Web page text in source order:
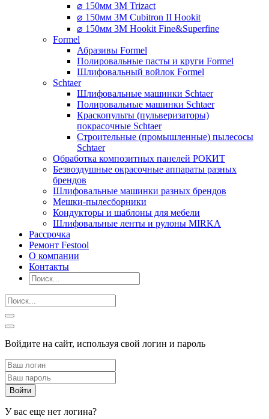
⌀ 150мм 3M Trizact
⌀ 150мм 3M Cubitron II Hookit
⌀ 150мм 3M Hookit Fine&Superfine
Formel
Абразивы Formel
Полировальные пасты и круги Formel
Шлифовальный войлок Formel
Schtaer
Шлифовальные машинки Schtaer
Полировальные машинки Schtaer
Краскопульты (пульверизаторы)
покрасочные Schtaer
Строительные (промышленные) пылесосы
Schtaer
Обработка композитных панелей РОКИТ
Безвоздушные окрасочные аппараты разных
брендов
Шлифовальные машинки разных брендов
Мешки-пылесборники
Кондукторы и шаблоны для мебели
Шлифовальные ленты и рулоны MIRKA
Рассрочка
Ремонт Festool
О компании
Контакты
Войдите на сайт, используя свой логин и пароль
У вас еще нет логина?